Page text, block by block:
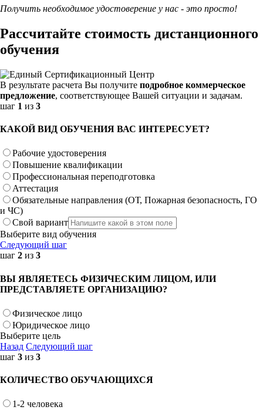
Получить необходимое удостоверение у нас - это просто!
Рассчитайте стоимость дистанционного
обучения
В результате расчета Вы получите подробное коммерческое
предложение, соответствующее Вашей ситуации и задачам.
шаг 1 из 3
КАКОЙ ВИД ОБУЧЕНИЯ ВАС ИНТЕРЕСУЕТ?
Рабочие удостоверения
Повышение квалификации
Профессиональная переподготовка
Аттестация
Обязательные направления (ОТ, Пожарная безопасность, ГО
и ЧС)
Свой вариант
Выберите вид обучения
Следующий шаг
шаг 2 из 3
ВЫ ЯВЛЯЕТЕСЬ ФИЗИЧЕСКИМ ЛИЦОМ, ИЛИ
ПРЕДСТАВЛЯЕТЕ ОРГАНИЗАЦИЮ?
Физическое лицо
Юридическое лицо
Выберите цель
Назад Следующий шаг
шаг 3 из 3
КОЛИЧЕСТВО ОБУЧАЮЩИХСЯ
1-2 человека